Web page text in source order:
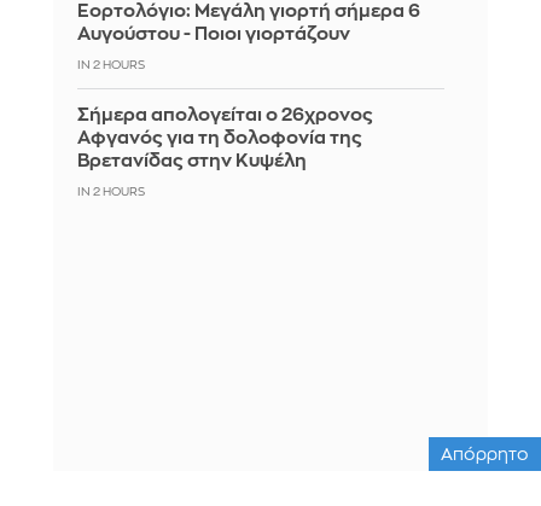
Εορτολόγιο: Μεγάλη γιορτή σήμερα 6
Αυγούστου - Ποιοι γιορτάζουν
IN 2 HOURS
Σήμερα απολογείται ο 26χρονος
Αφγανός για τη δολοφονία της
Βρετανίδας στην Κυψέλη
IN 2 HOURS
Απόρρητο